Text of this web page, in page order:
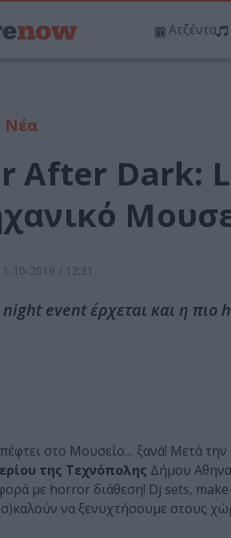
Ατζέντα
Νέα
After Dark:
10-2019 / 12:31
night event έρχεται και η
στο Μουσείο… ξανά! Μετά
της Τεχνόπολης Δήμου
με horror διάθεση! Dj sets,
να ξενυχτήσουμε στους